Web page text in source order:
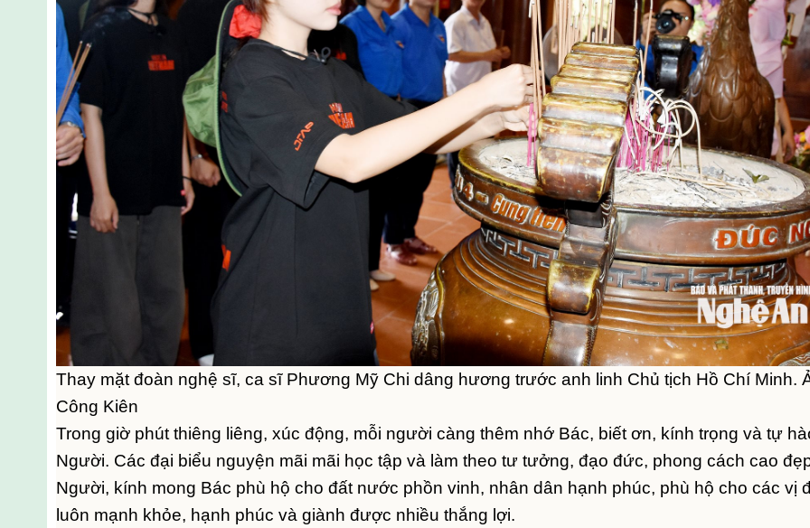
Thay mặt đoàn nghệ sĩ, ca sĩ Phương Mỹ Chi dâng hương trước anh linh Chủ tịch Hồ Chí Minh.
Công Kiên
Trong giờ phút thiêng liêng, xúc động, mỗi người càng thêm nhớ Bác, biết ơn, kính trọng và tự
Người. Các đại biểu nguyện mãi mãi học tập và làm theo tư tưởng, đạo đức, phong cách cao
Người, kính mong Bác phù hộ cho đất nước phồn vinh, nhân dân hạnh phúc, phù hộ cho các vị
luôn mạnh khỏe, hạnh phúc và giành được nhiều thắng lợi.